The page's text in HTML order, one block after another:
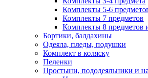
Комплекты 5-6
Комплекты 7 предметов
Комплекты 8 предметов
Бортики, балдахины
Одеяла, пледы, подушки
Комплект в коляску
Пеленки
Простыни, пододеяльники и